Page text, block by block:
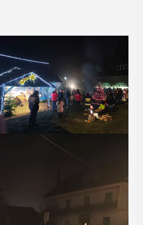
Promocja XXVII
tomu rocznika
„Małopolska.
Regiony –
regionalizmy –
W środę 6 maja o godz. 17 w Miejskiej
Bibliotece Publicznej w Myślenicach
odbędzie się promocja XXVII tomu
rocznika "Małopolska. Regiony -